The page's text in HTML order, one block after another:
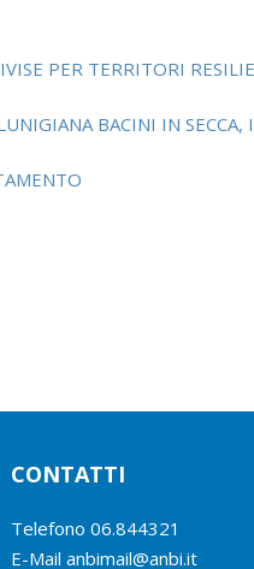
PER TERRITORI
BACINI IN
CONTATTI
Telefono 06.844321
E-Mail anbimail@anbi.it